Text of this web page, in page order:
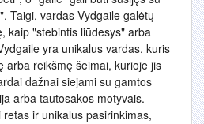
Taigi, vardas Vydgaile galėtų
kaip "stebintis liūdesys" arba
yra unikalus vardas, kuris
arba reikšmę šeimai, kurioje jis
dažnai siejami su gamtos
arba tautosakos motyvais.
ir unikalus pasirinkimas,